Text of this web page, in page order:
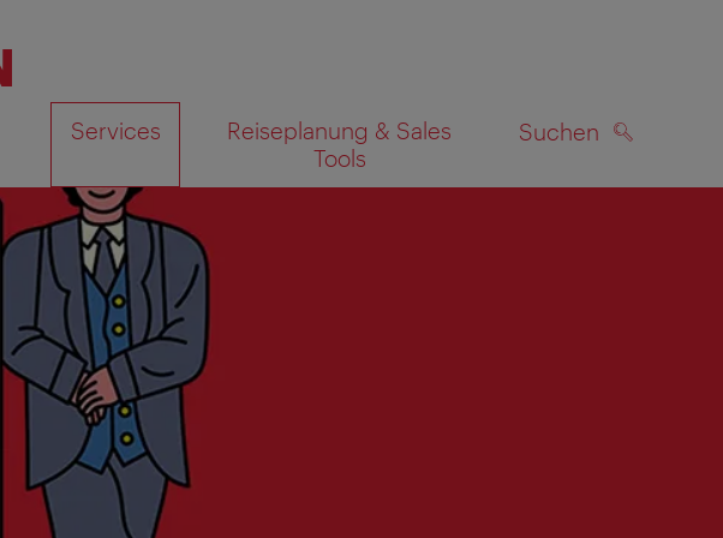
Services
Reiseplanung & Sales
Tools
Suchen
auf Karte anzeigen